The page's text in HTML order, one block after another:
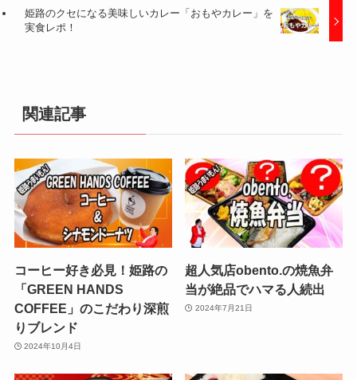
姫路のクセになる美味しいカレー「おもやカレー」を
実食レポ！
関連記事
コーヒー好き必見！姫路の
「GREEN HANDS
COFFEE」のこだわり深煎
りブレンド
2024年10月4日
超人気店obento.の焼魚弁
当が絶品でハマる人続出
2024年7月21日